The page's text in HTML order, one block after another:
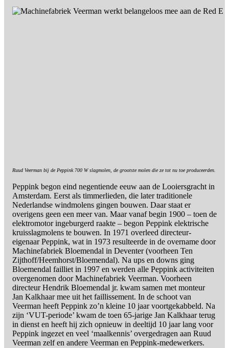
Ruud Veerman bij de Peppink 700 W slagmolen, de grootste molen die ze tot nu toe produceerden.
Peppink begon eind negentiende eeuw aan de Looiersgracht in
Amsterdam. Eerst als timmerlieden, die later traditionele
Nederlandse windmolens gingen bouwen. Daar staat er
overigens geen een meer van. Maar vanaf begin 1900 – toen de
elektromotor ingeburgerd raakte – begon Peppink elektrische
kruisslagmolens te bouwen. In 1971 overleed directeur-
eigenaar Peppink, wat in 1973 resulteerde in de overname door
Machinefabriek Bloemendal in Deventer (voorheen Ten
Zijthoff/Heemhorst/Bloemendal). Na ups en downs ging
Bloemendal failliet in 1997 en werden alle Peppink activiteiten
overgenomen door Machinefabriek Veerman. Voorheen
directeur Hendrik Bloemendal jr. kwam samen met monteur
Jan Kalkhaar mee uit het faillissement. In de schoot van
Veerman heeft Peppink zo’n kleine 10 jaar voortgekabbeld. Na
zijn ‘VUT-periode’ kwam de toen 65-jarige Jan Kalkhaar terug
in dienst en heeft hij zich opnieuw in deeltijd 10 jaar lang voor
Peppink ingezet en veel ‘maalkennis’ overgedragen aan Ruud
Veerman zelf en andere Veerman en Peppink-medewerkers.